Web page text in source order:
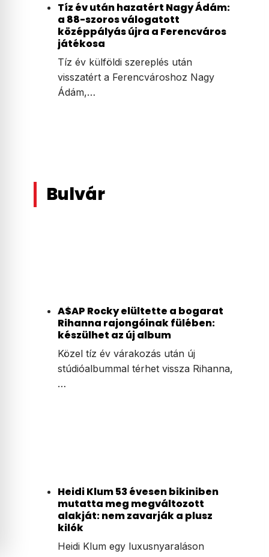
Tíz év után hazatért Nagy Ádám:
a 88-szoros válogatott
középpályás újra a Ferencváros
játékosa
Tíz év külföldi szereplés után
visszatért a Ferencvároshoz Nagy
Ádám,…
Bulvár
A$AP Rocky elültette a bogarat
Rihanna rajongóinak fülében:
készülhet az új album
Közel tíz év várakozás után új
stúdióalbummal térhet vissza Rihanna,
…
Heidi Klum 53 évesen bikiniben
mutatta meg megváltozott
alakját: nem zavarják a plusz
kilók
Heidi Klum egy luxusnyaraláson